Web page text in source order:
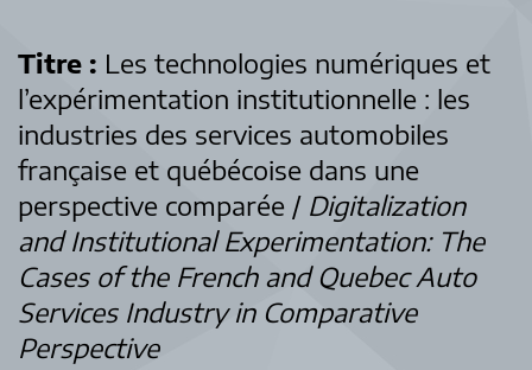
Titre : Les technologies numériques et
l’expérimentation institutionnelle : les
industries des services automobiles
française et québécoise dans une
perspective comparée / Digitalization
and Institutional Experimentation: The
Cases of the French and Quebec Auto
Services Industry in Comparative
Perspective